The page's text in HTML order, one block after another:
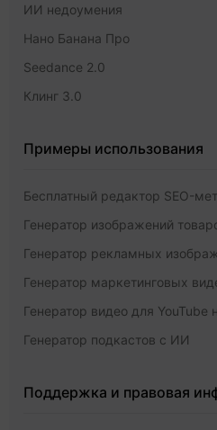
ИИ недоумения
Нано Банана Про
Seedance 2.0
Клинг 3.0
Примеры использования
Бесплатный редактор SEO-
Генератор изображений
Генератор рекламных
Генератор маркетинговых
Генератор видео для YouTube
Генератор подкастов с ИИ
Поддержка и правовая